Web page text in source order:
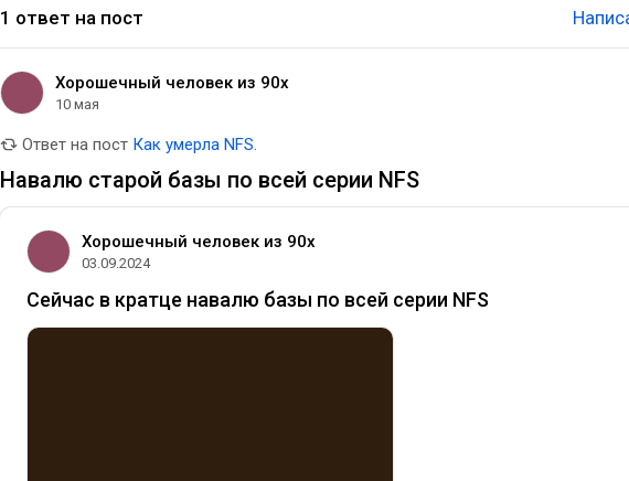
1 ответ на пост
Хорошечный человек из 90х
10 мая
Ответ на пост Как умерла NFS.
Навалю старой базы по всей серии NFS
Хорошечный человек из 90х
03.09.2024
Сейчас в кратце навалю базы по всей серии NFS